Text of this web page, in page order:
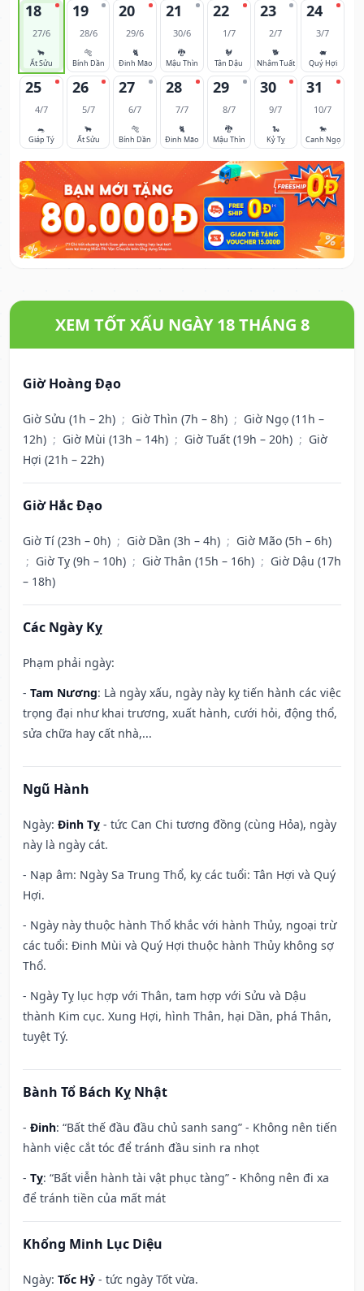
18
27/6
🐂
Ất Sửu
19
28/6
🐅
Bính Dần
20
29/6
🐈
Đinh Mão
21
30/6
🐉
Mậu Thìn
22
1/7
🐓
Tân Dậu
23
2/7
🐕
Nhâm Tuất
24
3/7
🐖
Quý Hợi
25
4/7
🐀
Giáp Tý
26
5/7
🐂
Ất Sửu
27
6/7
🐅
Bính Dần
28
7/7
🐈
Đinh Mão
29
8/7
🐉
Mậu Thìn
30
9/7
🐍
Kỷ Tỵ
31
10/7
🐎
Canh Ngọ
XEM TỐT XẤU NGÀY 18 THÁNG 8
Giờ Hoàng Đạo
Giờ Sửu (1h – 2h) ; Giờ Thìn (7h – 8h) ; Giờ Ngọ (11h –
12h) ; Giờ Mùi (13h – 14h) ; Giờ Tuất (19h – 20h) ; Giờ
Hợi (21h – 22h)
Giờ Hắc Đạo
Giờ Tí (23h – 0h) ; Giờ Dần (3h – 4h) ; Giờ Mão (5h – 6h)
; Giờ Tỵ (9h – 10h) ; Giờ Thân (15h – 16h) ; Giờ Dậu (17h
– 18h)
Các Ngày Kỵ
Phạm phải ngày:
- Tam Nương: Là ngày xấu, ngày này kỵ tiến hành các việc
trọng đại như khai trương, xuất hành, cưới hỏi, động thổ,
sửa chữa hay cất nhà,...
Ngũ Hành
Ngày: Đinh Tỵ - tức Can Chi tương đồng (cùng Hỏa), ngày
này là ngày cát.
- Nạp âm: Ngày Sa Trung Thổ, kỵ các tuổi: Tân Hợi và Quý
Hợi.
- Ngày này thuộc hành Thổ khắc với hành Thủy, ngoại trừ
các tuổi: Đinh Mùi và Quý Hợi thuộc hành Thủy không sợ
Thổ.
- Ngày Tỵ lục hợp với Thân, tam hợp với Sửu và Dậu
thành Kim cục. Xung Hợi, hình Thân, hại Dần, phá Thân,
tuyệt Tý.
Bành Tổ Bách Kỵ Nhật
- Đinh: “Bất thế đầu đầu chủ sanh sang” - Không nên tiến
hành việc cắt tóc để tránh đầu sinh ra nhọt
- Tỵ: “Bất viễn hành tài vật phục tàng” - Không nên đi xa
để tránh tiền của mất mát
Khổng Minh Lục Diệu
Ngày: Tốc Hỷ - tức ngày Tốt vừa.